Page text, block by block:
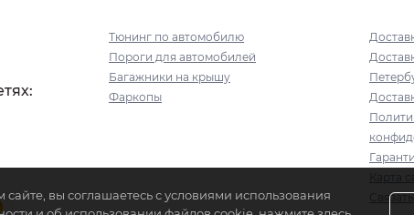
Тюнинг по автомобилю
Пороги для автомобилей
Багажники на крышу
Фаркопы
вы соглашаетесь с условиями использования